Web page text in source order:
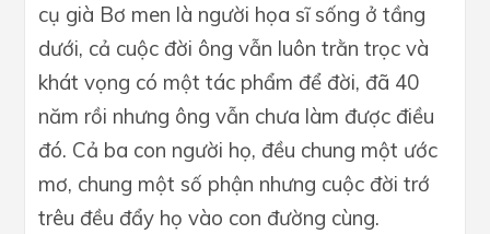
cụ già Bơ men là người họa sĩ sống ở tầng
dưới, cả cuộc đời ông vẫn luôn trằn trọc và
khát vọng có một tác phẩm để đời, đã 40
năm rồi nhưng ông vẫn chưa làm được điều
đó. Cả ba con người họ, đều chung một ước
mơ, chung một số phận nhưng cuộc đời trớ
trêu đều đẩy họ vào con đường cùng.